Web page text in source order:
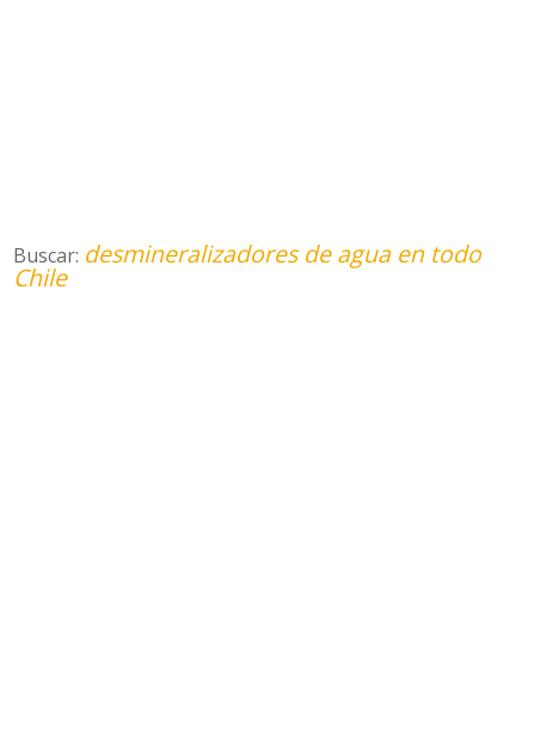
Buscar: desmineralizadores de agua en todo
Chile